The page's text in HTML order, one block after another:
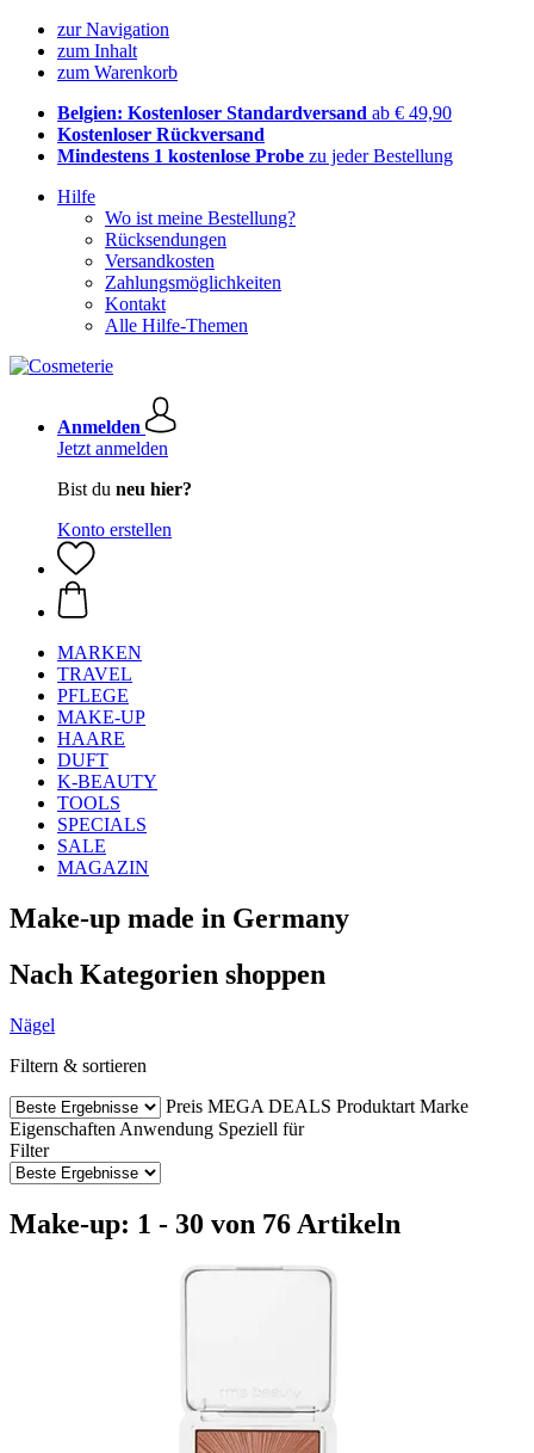
zur Navigation
zum Inhalt
zum Warenkorb
Belgien: Kostenloser Standardversand ab € 49,90
Kostenloser Rückversand
Mindestens 1 kostenlose Probe zu jeder Bestellung
Hilfe
Wo ist meine Bestellung?
Rücksendungen
Versandkosten
Zahlungsmöglichkeiten
Kontakt
Alle Hilfe-Themen
Anmelden
Jetzt anmelden
Bist du neu hier?
Konto erstellen
MARKEN
TRAVEL
PFLEGE
MAKE-UP
HAARE
DUFT
K-BEAUTY
TOOLS
SPECIALS
SALE
MAGAZIN
Make-up made in Germany
Nach Kategorien shoppen
Nägel
Filtern & sortieren
Preis MEGA DEALS Produktart Marke
Eigenschaften Anwendung Speziell für
Filter
Make-up: 1 - 30 von 76 Artikeln